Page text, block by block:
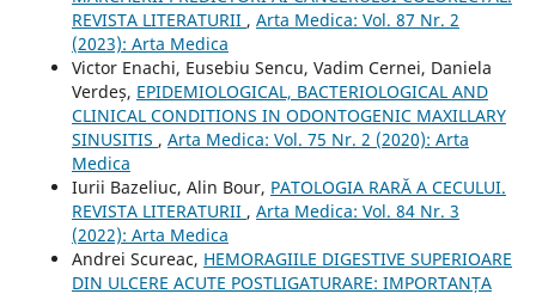
REVISTA LITERATURII , Arta Medica: Vol. 87 Nr. 2
(2023): Arta Medica
Victor Enachi, Eusebiu Sencu, Vadim Cernei, Daniela
Verdeș, EPIDEMIOLOGICAL, BACTERIOLOGICAL AND
CLINICAL CONDITIONS IN ODONTOGENIC MAXILLARY
SINUSITIS , Arta Medica: Vol. 75 Nr. 2 (2020): Arta
Medica
Iurii Bazeliuc, Alin Bour, PATOLOGIA RARĂ A CECULUI.
REVISTA LITERATURII , Arta Medica: Vol. 84 Nr. 3
(2022): Arta Medica
Andrei Scureac, HEMORAGIILE DIGESTIVE SUPERIOARE
DIN ULCERE ACUTE POSTLIGATURARE: IMPORTANȚA